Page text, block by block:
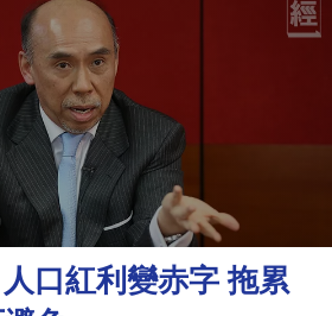
口紅利變赤字 拖累